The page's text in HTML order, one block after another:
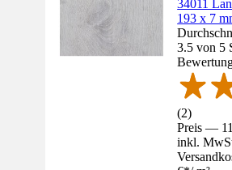
34011
193 x 7
3.5 von 5
(2)
Preis —
inkl.